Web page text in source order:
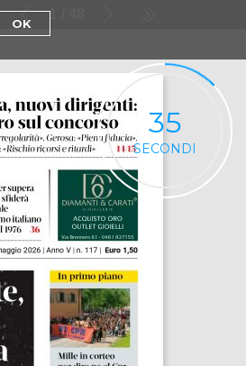
OK
1
35
SECONDI